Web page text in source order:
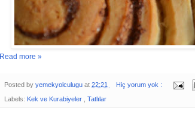
Read more »
Posted by yemekyolculugu at 22:21 Hiç yorum yok :
Labels: Kek ve Kurabiyeler , Tatlılar